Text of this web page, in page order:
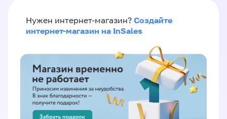
Нужен интернет-магазин? Создайте
интернет-магазин на InSales